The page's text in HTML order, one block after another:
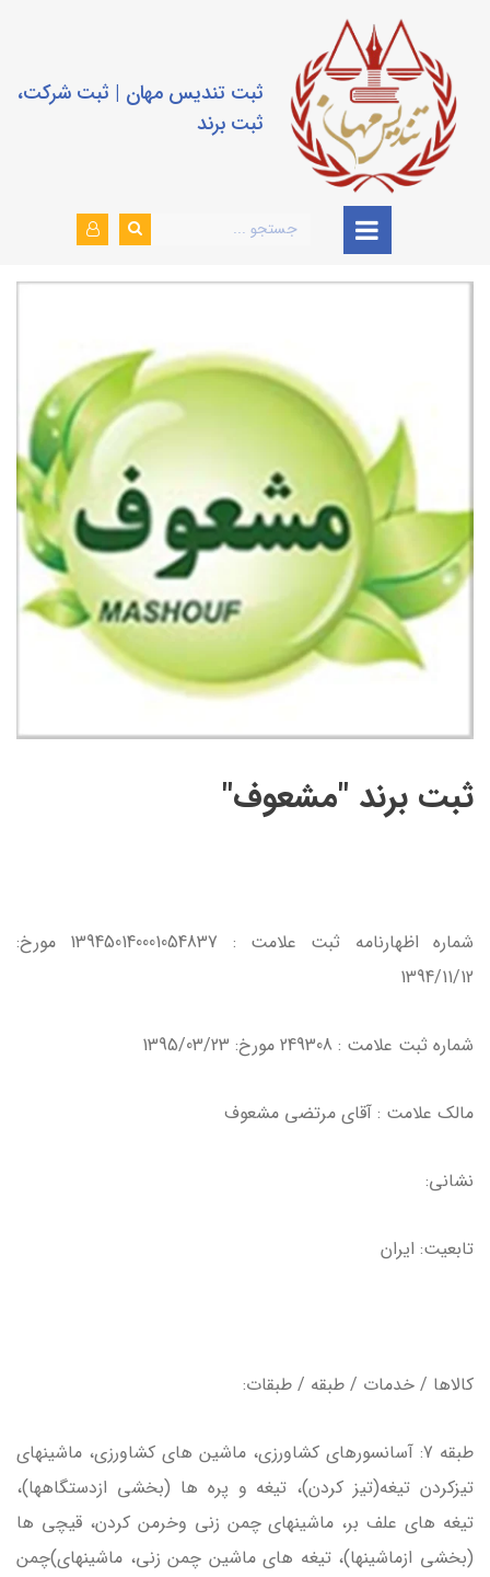
ثبت تندیس مهان | ثبت شرکت،
ثبت برند
ثبت برند "مشعوف"
شماره اظهارنامه ثبت علامت : 139450140001054837 مورخ:
1394/11/12
شماره ثبت علامت : 249308 مورخ: 1395/03/23
مالك علامت : آقاي مرتضي مشعوف
نشاني:
تابعيت: ايران
كالاها / خدمات / طبقه / طبقات:
طبقه 7: آسانسورهاي كشاورزي، ماشين هاي كشاورزي، ماشينهاي
تيزكردن تيغه(تيز كردن)، تيغه و پره ها (بخشي ازدستگاهها)،
تيغه هاي علف بر، ماشينهاي چمن زني وخرمن كردن، قيچي ها
(بخشي ازماشينها)، تيغه هاي ماشين چمن زني، ماشينهاي)چمن